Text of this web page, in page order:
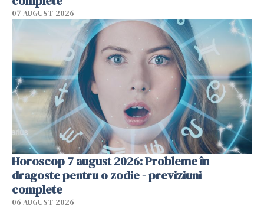
07 AUGUST 2026
Horoscop 7 august 2026: Probleme în
dragoste pentru o zodie - previziuni
complete
06 AUGUST 2026